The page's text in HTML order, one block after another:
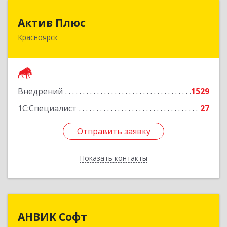
Актив Плюс
Красноярск
Внедрений
1529
1С:Специалист
27
Отправить заявку
Показать контакты
660017, Красноярский край, Красноярск г,
Отправить заявку
Назад
АНВИК Софт